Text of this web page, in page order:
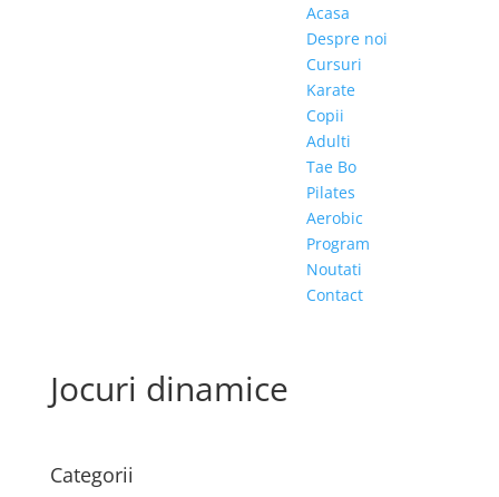
Acasa
Despre noi
Cursuri
Karate
Copii
Adulti
Tae Bo
Pilates
Aerobic
Program
Noutati
Contact
Jocuri dinamice
Categorii